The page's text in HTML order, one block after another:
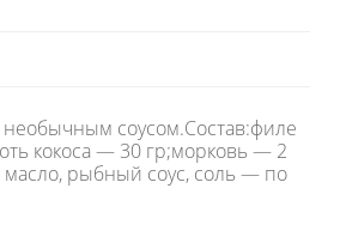
соусом.Состав:филе
кокоса — 30 гр;морковь — 2
масло, рыбный соус, соль — по